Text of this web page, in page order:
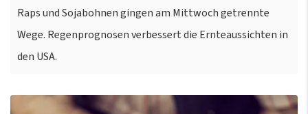
Raps und Sojabohnen gingen am Mittwoch getrennte
Wege. Regenprognosen verbessert die Ernteaussichten in
den USA.